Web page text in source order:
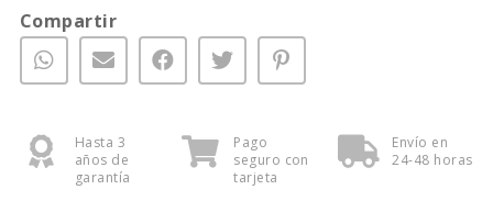
Compartir
Hasta 3
años de
garantía
Pago
seguro con
tarjeta
Envío en
24-48 horas